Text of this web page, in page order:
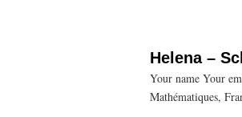
Helena –
Your name Your
Mathématiques,